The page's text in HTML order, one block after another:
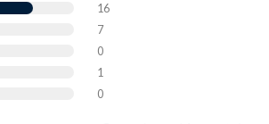
16
7
0
1
0